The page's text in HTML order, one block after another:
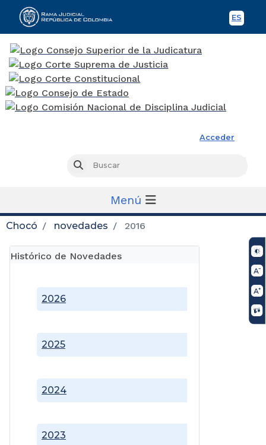
ES
Acceder
Buscar
Menú
Chocó novedades 2016
Histórico de Novedades
2023
2024
2025
2026